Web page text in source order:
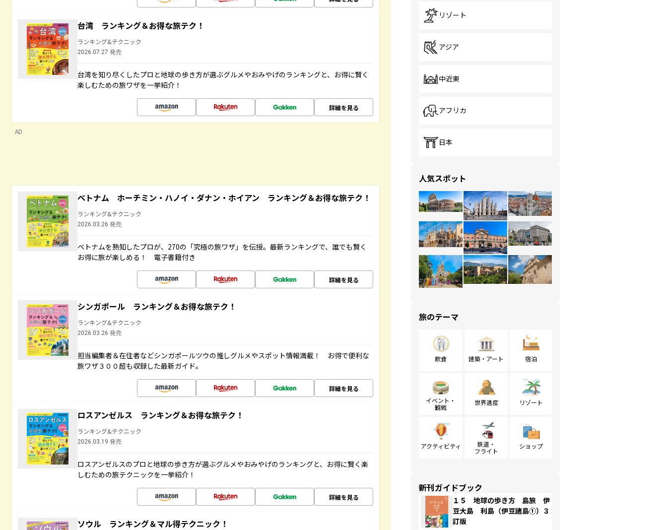
台湾 ランキング＆お得な旅テク！
ランキング&テクニック
2026.07.27 発売
台湾を知り尽くしたプロと地球の歩き方が選ぶグルメやおみやげのランキングと、お得に賢く
楽しむための旅ワザを一挙紹介！
詳細を見る
AD
ベトナム ホーチミン・ハノイ・ダナン・ホイアン ランキング＆お得な旅テク！
ランキング&テクニック
2026.03.26 発売
ベトナムを熟知したプロが、270の「究極の旅ワザ」を伝授。最新ランキングで、誰でも賢く
お得に旅が楽しめる！ 電子書籍付き
詳細を見る
シンガポール ランキング＆お得な旅テク！
ランキング&テクニック
2026.03.26 発売
担当編集者＆在住者などシンガポールツウの推しグルメやスポット情報満載！ お得で便利な
旅ワザ３００超も収録した最新ガイド。
詳細を見る
ロスアンゼルス ランキング＆お得な旅テク！
ランキング&テクニック
2026.03.19 発売
ロスアンゼルスのプロと地球の歩き方が選ぶグルメやおみやげのランキングと、お得に賢く楽
しむための旅テクニックを一挙紹介！
詳細を見る
ソウル ランキング＆マル得テクニック！
リゾート
アジア
中近東
アフリカ
日本
人気スポット
旅のテーマ
飲食 建築・アート 宿泊
イベント・
観戦
世界遺産 リゾート
アクティビティ
鉄道・
フライト
ショップ
新刊ガイドブック
１５ 地球の歩き方 島旅 伊
豆大島 利島（伊豆諸島①）３
訂版